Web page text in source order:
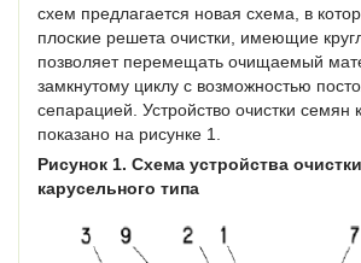
схем предлагается новая схема, в
плоские решета очистки, имеющие
позволяет перемещать очищаемый
замкнутому циклу с возможностью
сепарацией. Устройство очистки семян
показано на рисунке 1.
Рисунок 1. Схема устройства
карусельного типа